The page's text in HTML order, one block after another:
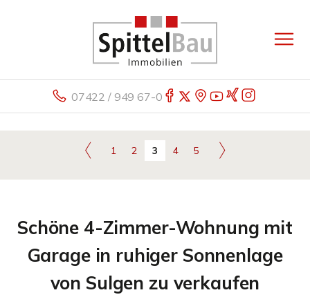
07422 / 949 67-0
1 2 3 4 5
Schöne 4-Zimmer-Wohnung mit
Garage in ruhiger Sonnenlage
von Sulgen zu verkaufen